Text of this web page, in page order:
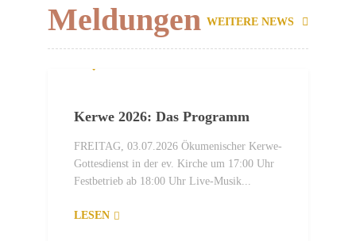
Meldungen WEITERE NEWS
Kerwe 2026: Das Programm
FREITAG, 03.07.2026 Ökumenischer Kerwe-
Gottesdienst in der ev. Kirche um 17:00 Uhr
Festbetrieb ab 18:00 Uhr Live-Musik...
LESEN